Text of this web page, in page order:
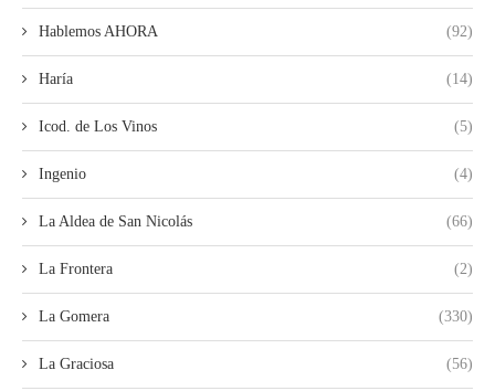
Hablemos AHORA (92)
Haría (14)
Icod. de Los Vinos (5)
Ingenio (4)
La Aldea de San Nicolás (66)
La Frontera (2)
La Gomera (330)
La Graciosa (56)